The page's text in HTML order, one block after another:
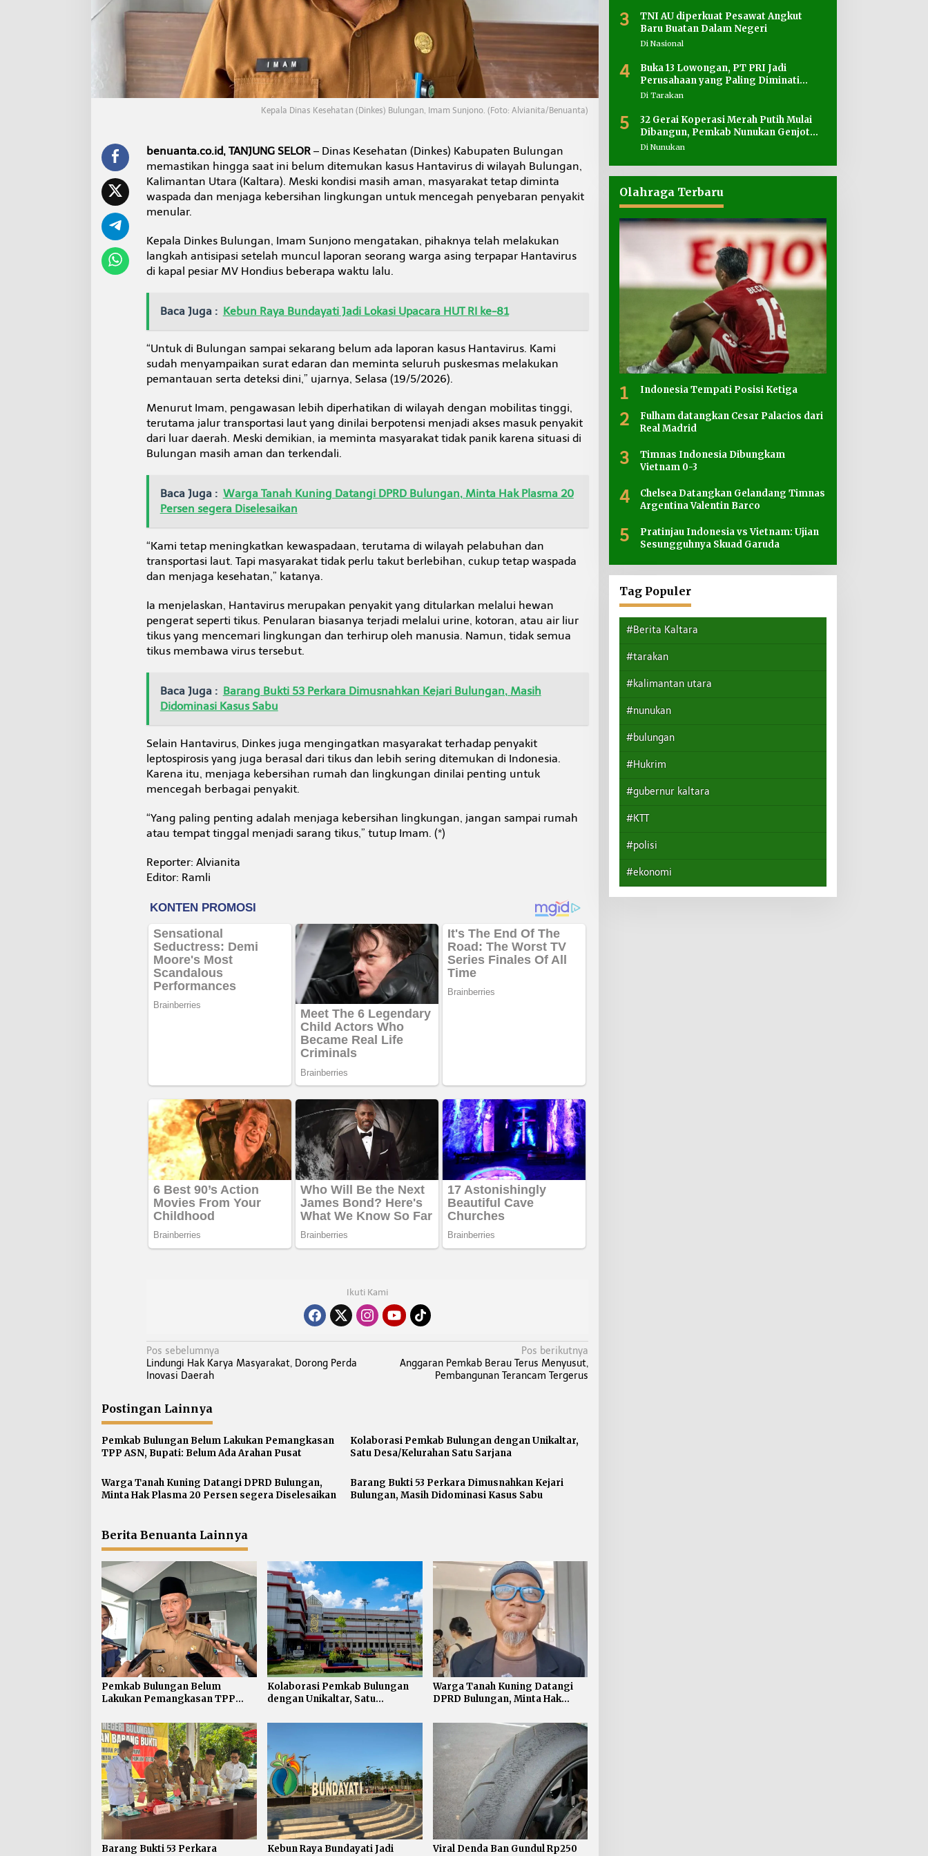
n
g
a
n
N
l
H
a
v
i
r
u
s
Kepala Dinas Kesehatan (Dinkes) Bulungan, Imam Sunjono. (Foto: Alvianita/Benuanta)
benuanta.co.id, TANJUNG SELOR– Dinas Kesehatan (Dinkes) Kabupaten Bulungan
memastikan hingga saat ini belum ditemukan kasus Hantavirus di wilayah Bulungan,
Kalimantan Utara (Kaltara). Meski kondisi masih aman, masyarakat tetap diminta
waspada dan menjaga kebersihan lingkungan untuk mencegah penyebaran penyakit
menular.
Kepala Dinkes Bulungan, Imam Sunjono mengatakan, pihaknya telah melakukan
langkah antisipasi setelah muncul laporan seorang warga asing terpapar Hantavirus
di kapal pesiar MV Hondius beberapa waktu lalu.
Baca Juga : Kebun Raya Bundayati Jadi Lokasi Upacara HUT RI ke-81
“Untuk di Bulungan sampai sekarang belum ada laporan kasus Hantavirus. Kami
sudah menyampaikan surat edaran dan meminta seluruh puskesmas melakukan
pemantauan serta deteksi dini,” ujarnya, Selasa (19/5/2026).
Menurut Imam, pengawasan lebih diperhatikan di wilayah dengan mobilitas tinggi,
terutama jalur transportasi laut yang dinilai berpotensi menjadi akses masuk penyakit
dari luar daerah. Meski demikian, ia meminta masyarakat tidak panik karena situasi di
Bulungan masih aman dan terkendali.
Baca Juga : Warga Tanah Kuning Datangi DPRD Bulungan, Minta Hak Plasma 20
Persen segera Diselesaikan
“Kami tetap meningkatkan kewaspadaan, terutama di wilayah pelabuhan dan
transportasi laut. Tapi masyarakat tidak perlu takut berlebihan, cukup tetap waspada
dan menjaga kesehatan,” katanya.
Ia menjelaskan, Hantavirus merupakan penyakit yang ditularkan melalui hewan
pengerat seperti tikus. Penularan biasanya terjadi melalui urine, kotoran, atau air liur
tikus yang mencemari lingkungan dan terhirup oleh manusia. Namun, tidak semua
tikus membawa virus tersebut.
Baca Juga : Barang Bukti 53 Perkara Dimusnahkan Kejari Bulungan, Masih
Didominasi Kasus Sabu
Selain Hantavirus, Dinkes juga mengingatkan masyarakat terhadap penyakit
leptospirosis yang juga berasal dari tikus dan lebih sering ditemukan di Indonesia.
Karena itu, menjaga kebersihan rumah dan lingkungan dinilai penting untuk
mencegah berbagai penyakit.
“Yang paling penting adalah menjaga kebersihan lingkungan, jangan sampai rumah
atau tempat tinggal menjadi sarang tikus,” tutup Imam. (*)
Reporter: Alvianita
Editor: Ramli
Ikuti Kami
N
a
i
g
a
s
p
o
Pos sebelumnya
Lindungi Hak Karya Masyarakat, Dorong Perda
Inovasi Daerah
Pos berikutnya
Anggaran Pemkab Berau Terus Menyusut,
Pembangunan Terancam Tergerus
Postingan Lainnya
Pemkab Bulungan Belum Lakukan Pemangkasan
TPP ASN, Bupati: Belum Ada Arahan Pusat
Kolaborasi Pemkab Bulungan dengan Unikaltar,
Satu Desa/Kelurahan Satu Sarjana
Warga Tanah Kuning Datangi DPRD Bulungan,
Minta Hak Plasma 20 Persen segera Diselesaikan
Barang Bukti 53 Perkara Dimusnahkan Kejari
Bulungan, Masih Didominasi Kasus Sabu
Berita Benuanta Lainnya
Pemkab Bulungan Belum
Lakukan Pemangkasan TPP
Pusat
Kolaborasi Pemkab Bulungan
dengan Unikaltar, Satu
Warga Tanah Kuning Datangi
DPRD Bulungan, Minta Hak
Diselesaikan
Barang Bukti 53 Perkara
Kebun Raya Bundayati Jadi
Viral Denda Ban Gundul Rp250
3
TNI AU diperkuat Pesawat Angkut
Baru Buatan Dalam Negeri
Di Nasional
4
Buka 13 Lowongan, PT PRI Jadi
Perusahaan yang Paling Diminati
Pencari Kerja
Di Tarakan
5
32 Gerai Koperasi Merah Putih Mulai
Dibangun, Pemkab Nunukan Genjot
Penyediaan Lahan
Di Nunukan
Olahraga Terbaru
1 Indonesia Tempati Posisi Ketiga
2
Fulham datangkan Cesar Palacios dari
Real Madrid
3
Timnas Indonesia Dibungkam
Vietnam 0-3
4
Chelsea Datangkan Gelandang Timnas
Argentina Valentin Barco
5
Pratinjau Indonesia vs Vietnam: Ujian
Sesungguhnya Skuad Garuda
Tag Populer
#Berita Kaltara
#tarakan
#kalimantan utara
#nunukan
#bulungan
#Hukrim
#gubernur kaltara
#KTT
#polisi
#ekonomi